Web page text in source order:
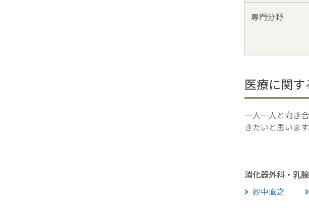
専門分野
医療に関
一人一人と向き
きたいと思います
消化器外科・乳
妙中直之